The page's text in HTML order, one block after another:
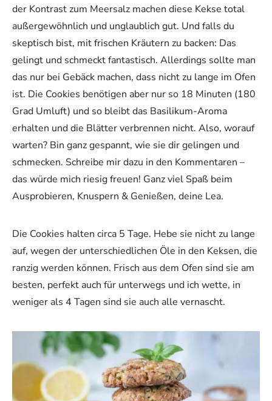
der Kontrast zum Meersalz machen diese Kekse total
außergewöhnlich und unglaublich gut. Und falls du
skeptisch bist, mit frischen Kräutern zu backen: Das
gelingt und schmeckt fantastisch. Allerdings sollte man
das nur bei Gebäck machen, dass nicht zu lange im Ofen
ist. Die Cookies benötigen aber nur so 18 Minuten (180
Grad Umluft) und so bleibt das Basilikum-Aroma
erhalten und die Blätter verbrennen nicht. Also, worauf
warten? Bin ganz gespannt, wie sie dir gelingen und
schmecken. Schreibe mir dazu in den Kommentaren –
das würde mich riesig freuen! Ganz viel Spaß beim
Ausprobieren, Knuspern & Genießen, deine Lea.
Die Cookies halten circa 5 Tage. Hebe sie nicht zu lange
auf, wegen der unterschiedlichen Öle in den Keksen, die
ranzig werden können. Frisch aus dem Ofen sind sie am
besten, perfekt auch für unterwegs und ich wette, in
weniger als 4 Tagen sind sie auch alle vernascht.